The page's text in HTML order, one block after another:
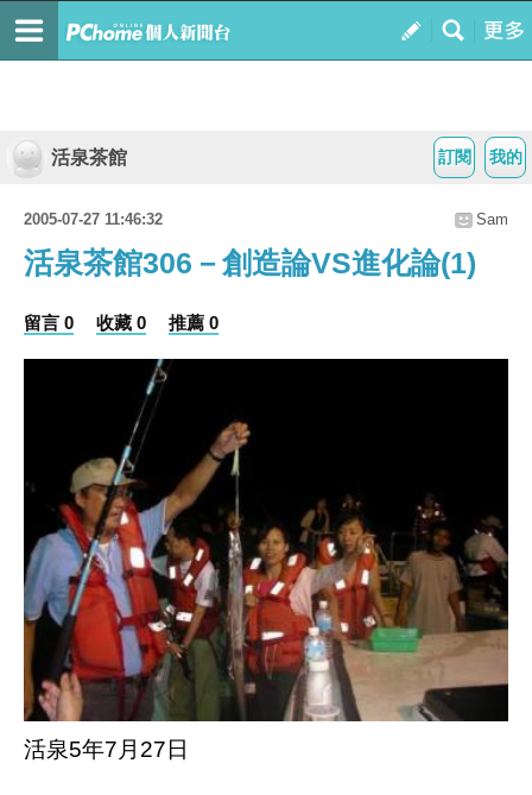
我的
訂閱
活泉茶館
2005-07-27 11:46:32 Sam
活泉茶館306－創造論VS進化論(1)
留言 0 收藏 0 推薦 0
活泉5年7月27日